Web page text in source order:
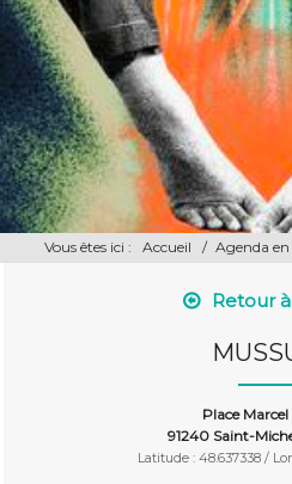
Vous êtes ici : Accueil / Agenda en
Retour
Place
91240 Saint-
Latitude : 48.637338 /